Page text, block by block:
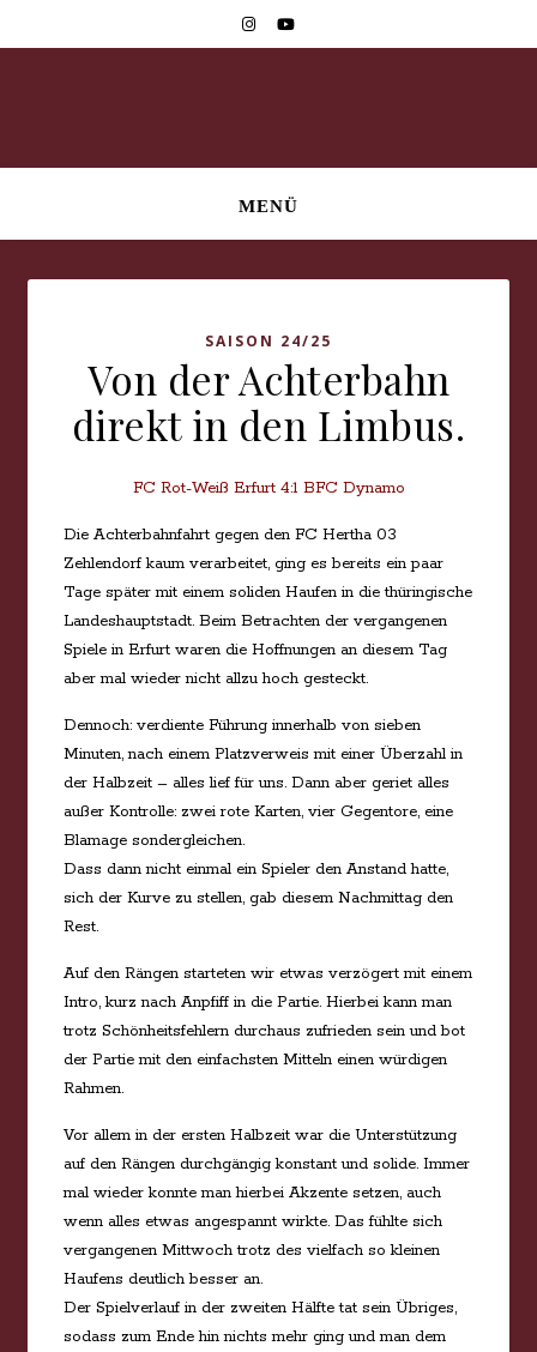
MENÜ
SAISON 24/25
Von der Achterbahn
direkt in den Limbus.
FC Rot-Weiß Erfurt 4:1 BFC Dynamo
Die Achterbahnfahrt gegen den FC Hertha 03
Zehlendorf kaum verarbeitet, ging es bereits ein paar
Tage später mit einem soliden Haufen in die thüringische
Landeshauptstadt. Beim Betrachten der vergangenen
Spiele in Erfurt waren die Hoffnungen an diesem Tag
aber mal wieder nicht allzu hoch gesteckt.
Dennoch: verdiente Führung innerhalb von sieben
Minuten, nach einem Platzverweis mit einer Überzahl in
der Halbzeit – alles lief für uns. Dann aber geriet alles
außer Kontrolle: zwei rote Karten, vier Gegentore, eine
Blamage sondergleichen.
Dass dann nicht einmal ein Spieler den Anstand hatte,
sich der Kurve zu stellen, gab diesem Nachmittag den
Rest.
Auf den Rängen starteten wir etwas verzögert mit einem
Intro, kurz nach Anpfiff in die Partie. Hierbei kann man
trotz Schönheitsfehlern durchaus zufrieden sein und bot
der Partie mit den einfachsten Mitteln einen würdigen
Rahmen.
Vor allem in der ersten Halbzeit war die Unterstützung
auf den Rängen durchgängig konstant und solide. Immer
mal wieder konnte man hierbei Akzente setzen, auch
wenn alles etwas angespannt wirkte. Das fühlte sich
vergangenen Mittwoch trotz des vielfach so kleinen
Haufens deutlich besser an.
Der Spielverlauf in der zweiten Hälfte tat sein Übriges,
sodass zum Ende hin nichts mehr ging und man dem